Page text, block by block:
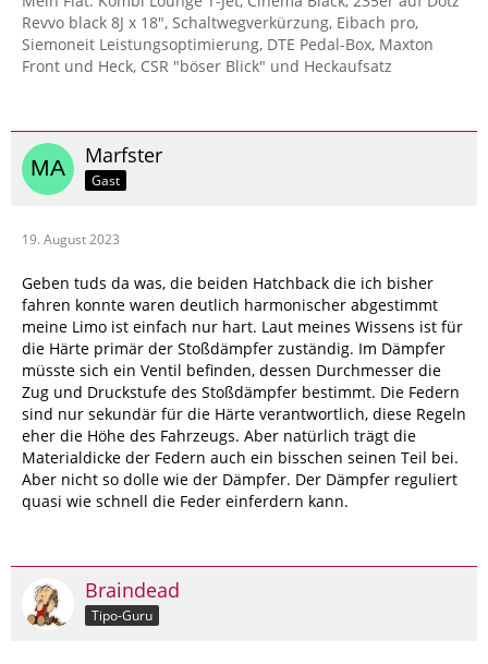
Revvo black 8J x 18", Schaltwegverkürzung, Eibach pro,
Siemoneit Leistungsoptimierung, DTE Pedal-Box, Maxton
Front und Heck, CSR "böser Blick" und Heckaufsatz
Marfster
Gast
19. August 2023
Geben tuds da was, die beiden Hatchback die ich bisher
fahren konnte waren deutlich harmonischer abgestimmt
meine Limo ist einfach nur hart. Laut meines Wissens ist für
die Härte primär der Stoßdämpfer zuständig. Im Dämpfer
müsste sich ein Ventil befinden, dessen Durchmesser die
Zug und Druckstufe des Stoßdämpfer bestimmt. Die Federn
sind nur sekundär für die Härte verantwortlich, diese Regeln
eher die Höhe des Fahrzeugs. Aber natürlich trägt die
Materialdicke der Federn auch ein bisschen seinen Teil bei.
Aber nicht so dolle wie der Dämpfer. Der Dämpfer reguliert
quasi wie schnell die Feder einferdern kann.
Braindead
Tipo-Guru